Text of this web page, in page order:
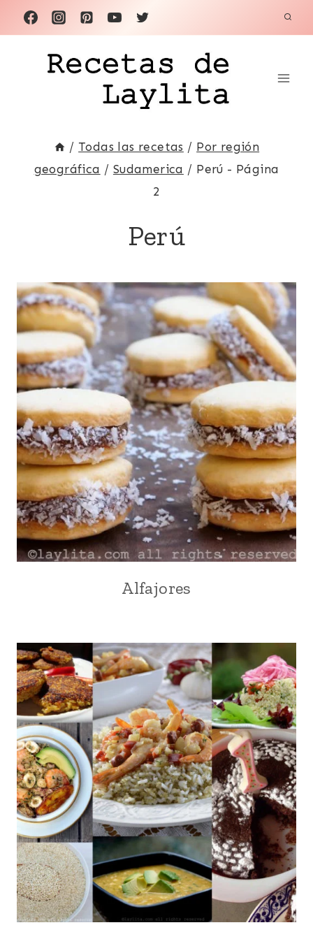
Saltar
al
contenido
/ Todas las recetas / Por región
geográfica / Sudamerica / Perú - Página
2
Perú
ARGENTINA
|
LOS
ENAMORADOS
DULCE
DE
LECHE
|
ECUADOR
|
LATINO/HISPANO
|
PARA
FIESTAS
PERÚ
|
POSTRES
|
RECETAS
Alfajores